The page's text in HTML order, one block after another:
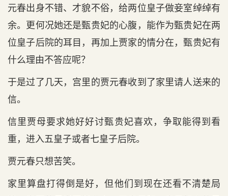
元春出身不错、才貌不俗，给两位皇子做妾室绰绰有
余。更何况她还是甄贵妃的心腹，能作为甄贵妃在两
位皇子后院的耳目，再加上贾家的情分在，甄贵妃有
什么理由不答应呢？
于是过了几天，宫里的贾元春收到了家里请人送来的
信。
信里贾母要求她好好讨甄贵妃喜欢，争取能得到看
重，进入五皇子或者七皇子后院。
贾元春只想苦笑。
家里算盘打得倒是好，但他们到现在还看不清楚局